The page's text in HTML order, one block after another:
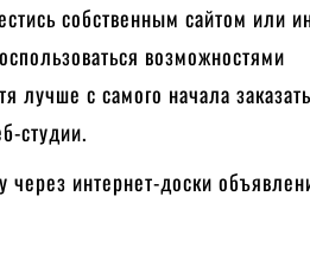
собственным сайтом или
возможностями
лучше с самого начала заказать
студии.
интернет-доски